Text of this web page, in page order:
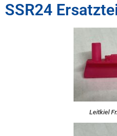
SSR24
Leitkiel